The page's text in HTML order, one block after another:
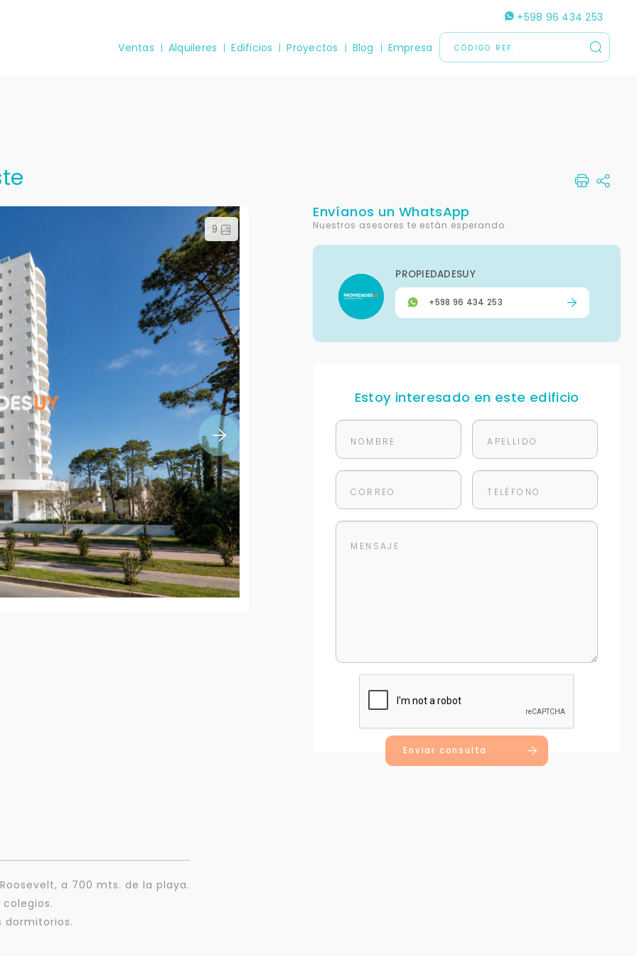
+598 96 434 253
Ventas Alquileres Edificios Proyectos Blog Empresa
9
Envíanos un WhatsApp
Nuestros asesores te están esperando
PROPIEDADESUY
+598 96 434 253
Estoy interesado en este edificio
Enviar consulta
a 700 mts. de la playa.
dormitorios.